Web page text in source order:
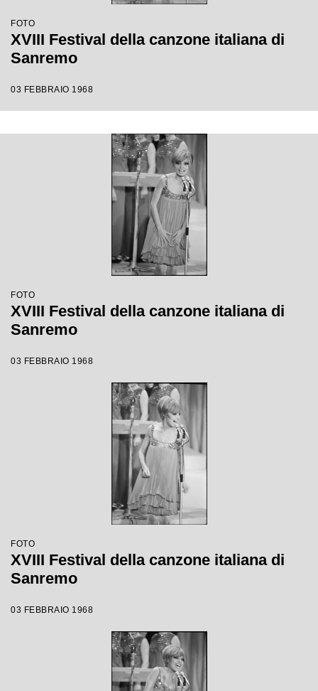
FOTO
XVIII Festival della canzone italiana di
Sanremo
03 FEBBRAIO 1968
FOTO
XVIII Festival della canzone italiana di
Sanremo
03 FEBBRAIO 1968
FOTO
XVIII Festival della canzone italiana di
Sanremo
03 FEBBRAIO 1968